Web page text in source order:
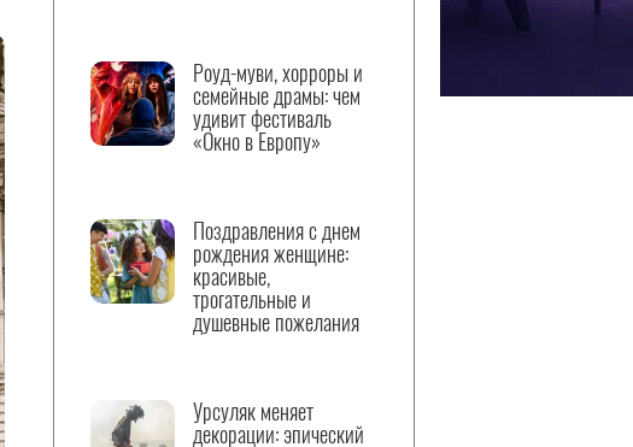
Роуд-муви, хорроры и
семейные драмы: чем
удивит фестиваль
«Окно в Европу»
Поздравления с днем
рождения женщине:
красивые,
трогательные и
душевные пожелания
Урсуляк меняет
декорации: эпический